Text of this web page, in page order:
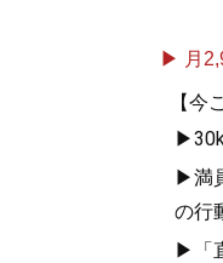
▶ 月
【今
▶満
の行
▶「